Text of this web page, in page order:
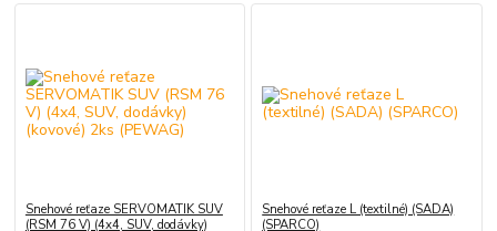
Snehové reťaze SERVOMATIK SUV
(RSM 76 V) (4x4, SUV, dodávky)
Snehové reťaze L (textilné) (SADA)
(SPARCO)